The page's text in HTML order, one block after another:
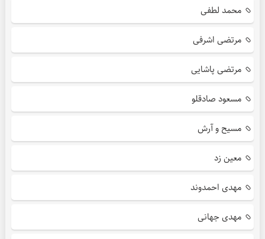
محمد لطفی
مرتضی اشرفی
مرتضی پاشایی
مسعود صادقلو
مسیح و آرش
معین زد
مهدی احمدوند
مهدی جهانی